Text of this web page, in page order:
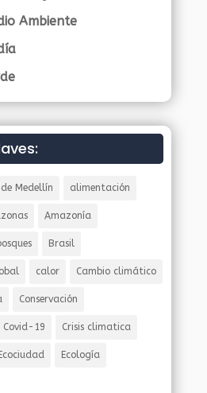
Ambiente
Medellín alimentación
Amazonía
Brasil
calor Cambio climático
Conservación
Covid-19 Crisis climatica
Ecología